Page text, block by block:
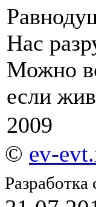
Нас
Можно
если
2009
© ev-
Разработка